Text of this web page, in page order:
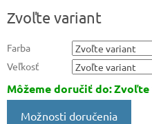
cena:
Zvoľte variant
Farba
Veľkosť
Môžeme doručiť do:Zvoľte
Možnosti doručenia